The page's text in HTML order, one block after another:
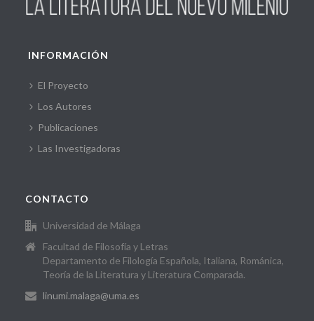
INFORMACIÓN
El Proyecto
Los Autores
Publicaciones
Las Investigadoras
CONTACTO
Universidad de Málaga
Facultad de Filosofía y Letras
Departamento de Filología Española, Italiana, Románica,
Teoría de la Literatura y Literatura Comparada.
linumi.malaga@uma.es